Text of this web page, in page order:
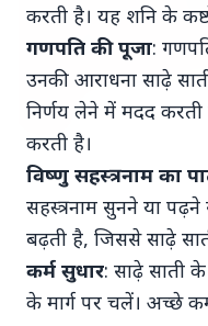
25 Apr 2026
सुप्रीम कोर्ट ने
चुनावों में रिकॉर्ड
नागरिक शक्ति का
नई दिल्ली, 25 अप्रैल
पश्चिम बंगाल
करती है। यह शनि के
गणपति की पूजा:
उनकी आराधना साढ़े
निर्णय लेने में मदद
करती है।
विष्णु सहस्त्रनाम का
सहस्त्रनाम सुनने या
बढ़ती है, जिससे साढ़े
कर्म सुधार: साढ़े साती
के मार्ग पर चलें। अच्छे